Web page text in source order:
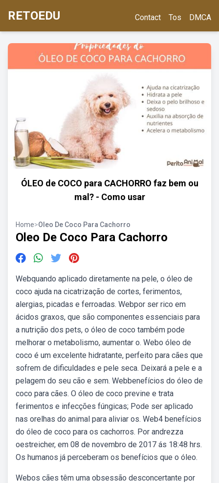
RETOEDU Contact Tos DMCA
ÓLEO de COCO para CACHORRO faz bem ou
mal? - Como usar
Home>Oleo De Coco Para Cachorro
Oleo De Coco Para Cachorro
Webquando aplicado diretamente na pele, o óleo de
coco ajuda na cicatrização de cortes, ferimentos,
alergias, picadas e ferroadas. Webpor ser rico em
ácidos graxos, que são componentes essenciais para
a nutrição dos pets, o óleo de coco também pode
melhorar o metabolismo, aumentar o. Webo óleo de
coco é um excelente hidratante, perfeito para cães que
sofrem de dificuldades e pele seca. Deixará a pele e a
pelagem do seu cão e sem. Webbenefícios do óleo de
coco para cães. O óleo de coco previne e trata
ferimentos e infecções fúngicas; Pode ser aplicado
nas orelhas do animal para aliviar os. Web4 benefícios
do óleo de coco para os cachorros. Por andrezza
oestreicher, em 08 de novembro de 2017 ás 18:48 hrs.
Os humanos já perceberam os benefícios que o óleo.
Webos cães têm uma obsessão desconcertante por